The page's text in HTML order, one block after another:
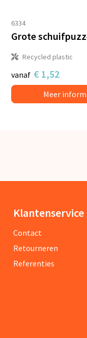
6334
Grote
Recycled plastic
vanaf € 1,52
Meer
Klantenservice
Contact
Retourneren
Referenties